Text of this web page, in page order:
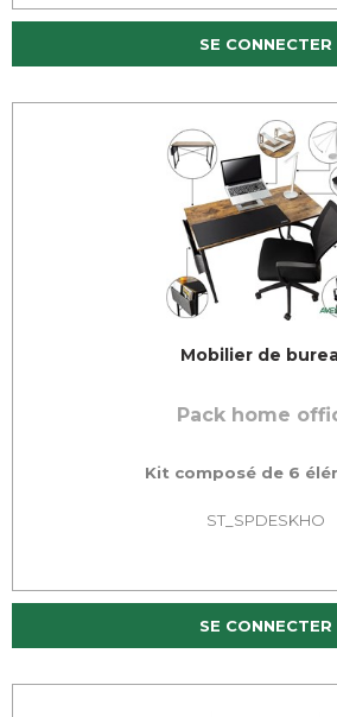
SE CONNECTER
Mobilier de
Pack home
Kit composé de 6
ST_SPDESKHO
SE CONNECTER